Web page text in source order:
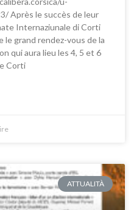
Après le succès de leur
Internaziunale di Corti
le grand rendez-vous de la
qui aura lieu les 4, 5 et 6
Corti
ATTUALITÀ